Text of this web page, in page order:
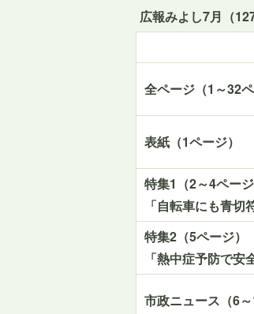
広報みよし7月（
全ページ（1～32ペ
表紙（1ページ）
特集1（2～4ページ
「自転車にも青切
特集2（5ページ）
「熱中症予防で安
市政ニュース（6～